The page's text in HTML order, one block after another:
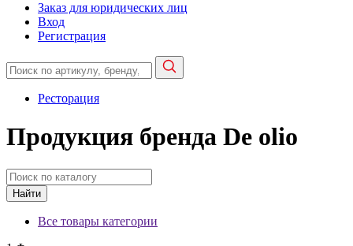
Заказ для юридических лиц
Вход
Регистрация
Ресторация
Продукция бренда De olio
Найти
Все товары категории